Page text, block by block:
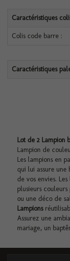
Caractéristiques
Colis code barre :
Caractéristiques
Lot de 2 Lampion
Lampion de
Les lampions en
qui lui assure une
de vos envies.
plusieurs
ou une déco de
Lampions
Assurez une
mariage, un